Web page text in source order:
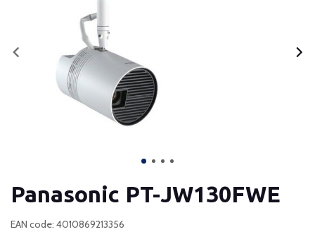
Panasonic PT-JW130FWE
EAN code: 4010869213356